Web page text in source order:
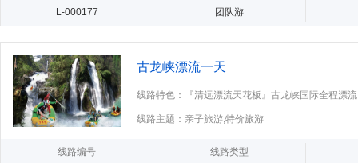
L-000177
团队游
古龙峡漂流一天
线路特色：『清远漂流天花板』古龙峡国际全程漂
线路主题：亲子旅游,特价旅游
线路编号
线路类型